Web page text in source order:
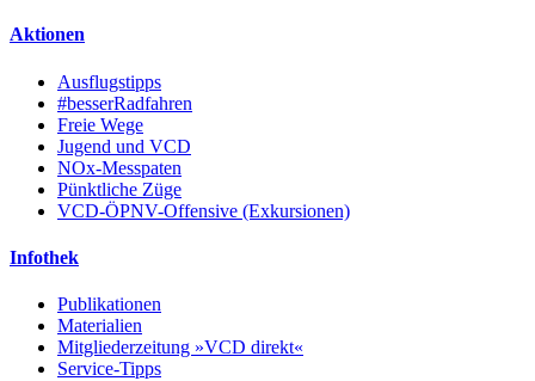
Aktionen
Ausflugstipps
#besserRadfahren
Freie Wege
Jugend und VCD
NOx-Messpaten
Pünktliche Züge
VCD-ÖPNV-Offensive (Exkursionen)
Infothek
Publikationen
Materialien
Mitgliederzeitung »VCD direkt«
Service-Tipps